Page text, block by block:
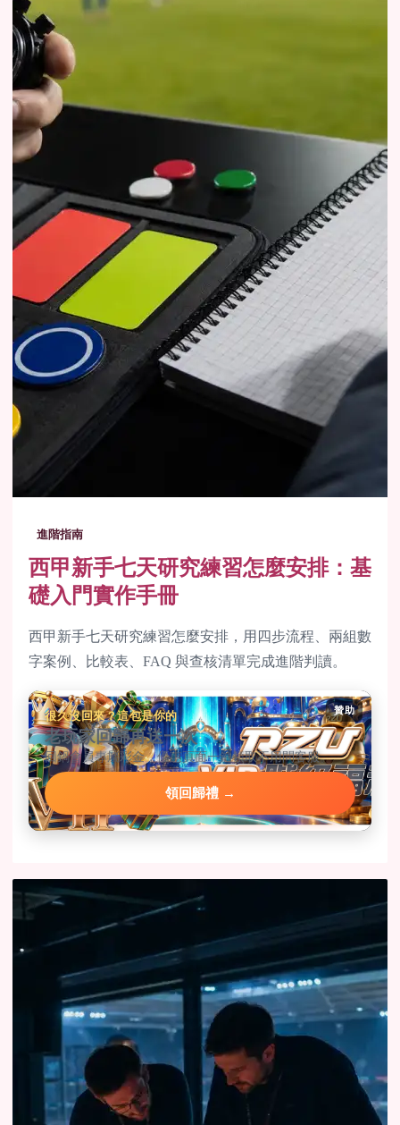
進階指南
西甲新手七天研究練習怎麼安排：基
礎入門實作手冊
西甲新手七天研究練習怎麼安排，用四步流程、兩組數
字案例、比較表、FAQ 與查核清單完成進階判讀。
贊助
很久沒回來？這包是你的
老玩家回歸再送一次
回鍋會員專屬彩金，優惠頁面一鍵領取不用問客服。
領回歸禮 →